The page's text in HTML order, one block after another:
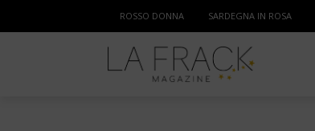
ROSSO DONNA SARDEGNA IN ROSA